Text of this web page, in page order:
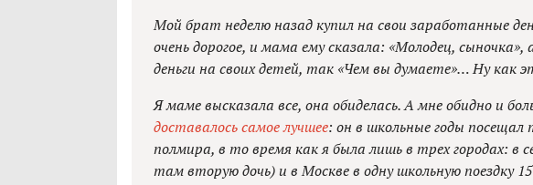
Мой брат неделю назад купил на свои заработанные
очень дорогое, и мама ему сказала: «Молодец,
деньги на своих детей, так «Чем вы думаете»… Ну как
Я маме высказала все, она обиделась. А мне обидно и
доставалось самое лучшее: он в школьные годы
полмира, в то время как я была лишь в трех городах: в
там вторую дочь) и в Москве в одну школьную поездку